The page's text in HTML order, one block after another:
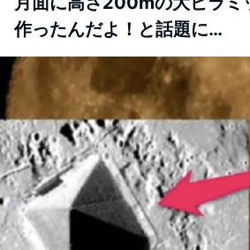
作ったんだよ！と話題に…